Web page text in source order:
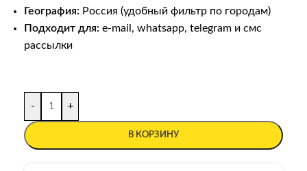
География: Россия (удобный фильтр по городам)
Подходит для: e-mail, whatsapp, telegram и смс
рассылки
- +
В КОРЗИНУ